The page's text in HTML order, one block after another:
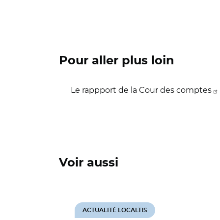
Pour aller plus loin
Le rappport de la Cour des comptes
Voir aussi
ACTUALITÉ LOCALTIS